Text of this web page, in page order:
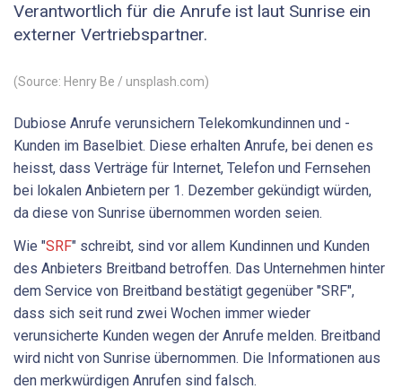
Verantwortlich für die Anrufe ist laut Sunrise ein
externer Vertriebspartner.
(Source: Henry Be / unsplash.com)
Dubiose Anrufe verunsichern Telekomkundinnen und -
Kunden im Baselbiet. Diese erhalten Anrufe, bei denen es
heisst, dass Verträge für Internet, Telefon und Fernsehen
bei lokalen Anbietern per 1. Dezember gekündigt würden,
da diese von Sunrise übernommen worden seien.
Wie "SRF" schreibt, sind vor allem Kundinnen und Kunden
des Anbieters Breitband betroffen. Das Unternehmen hinter
dem Service von Breitband bestätigt gegenüber "SRF",
dass sich seit rund zwei Wochen immer wieder
verunsicherte Kunden wegen der Anrufe melden. Breitband
wird nicht von Sunrise übernommen. Die Informationen aus
den merkwürdigen Anrufen sind falsch.